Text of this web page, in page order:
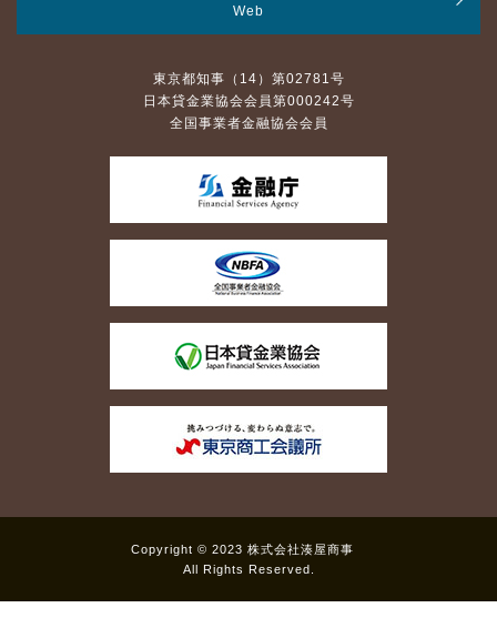
Web
東京都知事（14）第02781号
日本貸金業協会会員第000242号
全国事業者金融協会会員
Copyright © 2023 株式会社湊屋商事
All Rights Reserved.